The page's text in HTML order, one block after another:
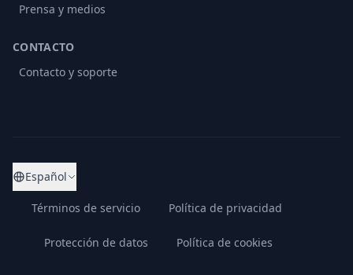
Prensa y medios
CONTACTO
Contacto y soporte
Español
Términos de servicio Política de privacidad
Protección de datos Política de cookies